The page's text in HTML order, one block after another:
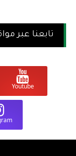
تابعنا عبر
Youtube